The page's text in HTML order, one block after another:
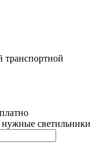
транспортной
светильники